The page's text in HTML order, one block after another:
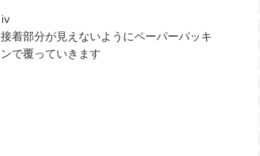
ⅳ
接着部分が見えないようにペーパーパッキ
ンで覆っていきます